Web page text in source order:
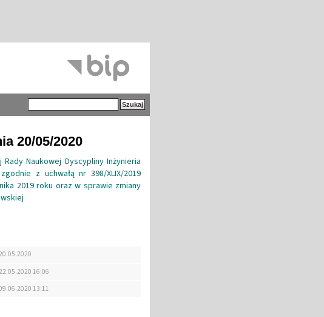
20/05/2020
Naukowej Dyscypliny Inżynieria
z uchwałą nr 398/XLIX/2019
2019 roku oraz w sprawie zmiany
16:06
13:11